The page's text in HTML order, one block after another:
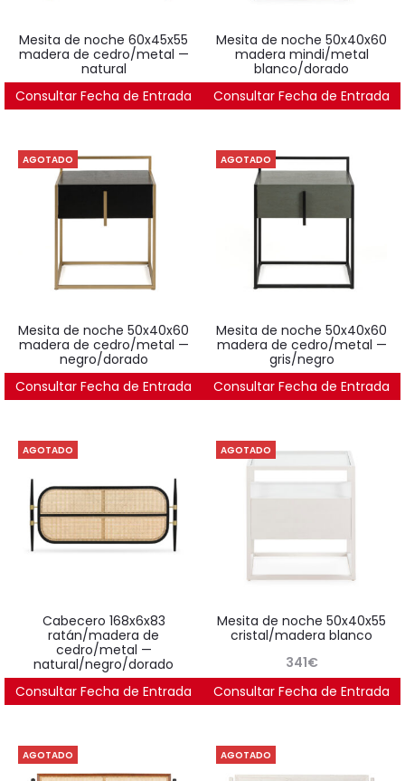
mesita de noche 60x45x55
madera de cedro/metal —
natural
361€
Consultar Fecha de Entrada
mesita de noche 50x40x60
madera mindi/metal
blanco/dorado
486€
Consultar Fecha de Entrada
AGOTADO
mesita de noche 50x40x60
madera de cedro/metal —
negro/dorado
486€
Consultar Fecha de Entrada
AGOTADO
mesita de noche 50x40x60
madera de cedro/metal —
gris/negro
486€
Consultar Fecha de Entrada
AGOTADO
cabecero 168x6x83
ratán/madera de
cedro/metal —
natural/negro/dorado
973€
Consultar Fecha de Entrada
AGOTADO
mesita de noche 50x40x55
cristal/madera blanco
341€
Consultar Fecha de Entrada
AGOTADO AGOTADO